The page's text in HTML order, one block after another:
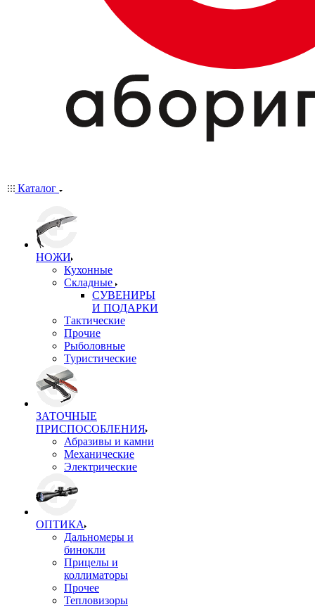
Каталог
НОЖИ
Кухонные
Складные
СУВЕНИРЫ
И ПОДАРКИ
Тактические
Прочие
Рыболовные
Туристические
ЗАТОЧНЫЕ
ПРИСПОСОБЛЕНИЯ
Абразивы и камни
Механические
Электрические
ОПТИКА
Дальномеры и
бинокли
Прицелы и
коллиматоры
Прочее
Тепловизоры